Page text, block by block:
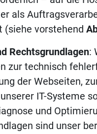
als
(siehe vorstehend
Rechtsgrundlagen:
zur technisch
der Webseiten,
IT-Systeme
und
sind unser